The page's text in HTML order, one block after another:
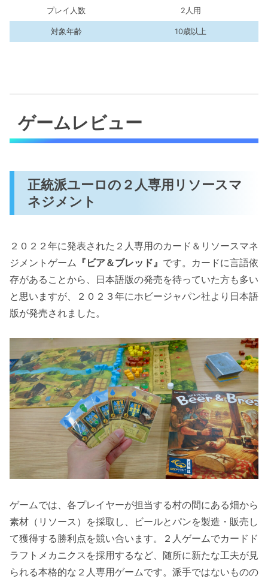
プレイ人数 2人用
対象年齢 10歳以上
ゲームレビュー
正統派ユーロの２人専用リソースマ
ネジメント
２０２２年に発表された２人専用のカード＆リソースマネ
ジメントゲーム 『ビア＆ブレッド』 です。カードに言語依
存があることから、日本語版の発売を待っていた方も多い
と思いますが、２０２３年にホビージャパン社より日本語
版が発売されました。
ゲームでは、各プレイヤーが担当する村の間にある畑から
素材（リソース）を採取し、ビールとパンを製造・販売し
て獲得する勝利点を競い合います。２人ゲームでカードド
ラフトメカニクスを採用するなど、随所に新たな工夫が見
られる本格的な２人専用ゲームです。派手ではないものの